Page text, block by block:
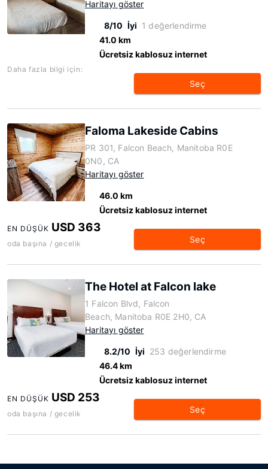
Haritayı göster
8/10 İyi 1 değerlendirme
41.0 km
Ücretsiz kablosuz internet
Daha fazla bilgi için:
Seç
Faloma Lakeside Cabins
PR 301, Falcon Beach, Manitoba R0E
0N0, CA
Haritayı göster
46.0 km
Ücretsiz kablosuz internet
EN DÜŞÜK USD 363
oda başına / gecelik Seç
The Hotel at Falcon lake
1 Falcon Blvd, Falcon
Beach, Manitoba R0E 2H0, CA
Haritayı göster
8.2/10 İyi 253 değerlendirme
46.4 km
Ücretsiz kablosuz internet
EN DÜŞÜK USD 253
oda başına / gecelik Seç